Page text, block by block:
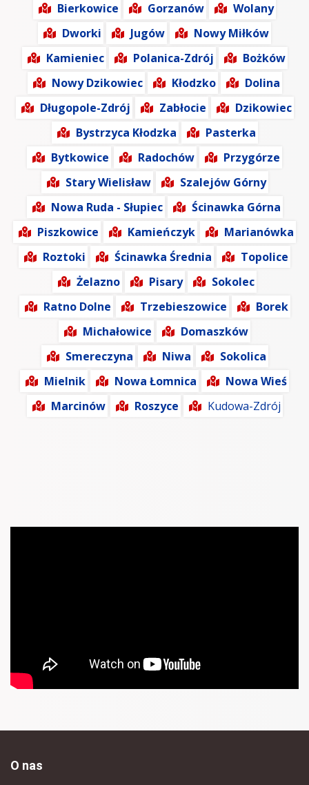
Bierkowice
Gorzanów
Wolany
Dworki
Jugów
Nowy Miłków
Kamieniec
Polanica-Zdrój
Bożków
Nowy Dzikowiec
Kłodzko
Dolina
Długopole-Zdrój
Zabłocie
Dzikowiec
Bystrzyca Kłodzka
Pasterka
Bytkowice
Radochów
Przygórze
Stary Wielisław
Szalejów Górny
Nowa Ruda - Słupiec
Ścinawka Górna
Piszkowice
Kamieńczyk
Marianówka
Roztoki
Ścinawka Średnia
Topolice
Żelazno
Pisary
Sokolec
Ratno Dolne
Trzebieszowice
Borek
Michałowice
Domaszków
Smereczyna
Niwa
Sokolica
Mielnik
Nowa Łomnica
Nowa Wieś
Marcinów
Roszyce Kudowa-Zdrój
O nas